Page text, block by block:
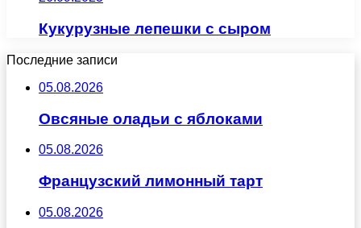
Кукурузные лепешки с сыром
Последние записи
05.08.2026
Овсяные оладьи с яблоками
05.08.2026
Французский лимонный тарт
05.08.2026